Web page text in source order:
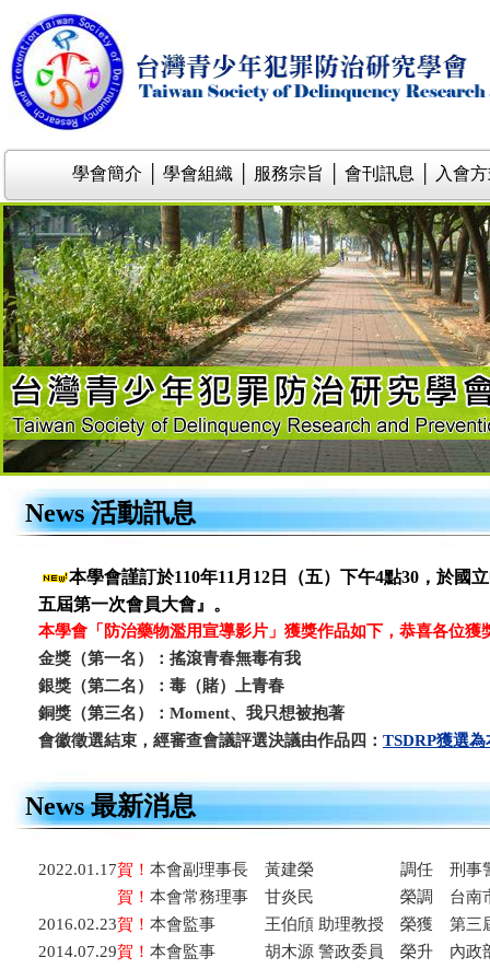
學會簡介 學會組織 服務宗旨 會刊訊息 入會
News 活動訊息
本學會謹訂於110年11月12日（五）下午4點30，於國
五屆第一次會員大會』。
本學會「防治藥物濫用宣導影片」獲獎作品如下，恭喜各位獲
金獎（第一名）：搖滾青春無毒有我
銀獎（第二名）：毒（賭）上青春
銅獎（第三名）：Moment、我只想被抱著
會徽徵選結束，經審查會議評選決議由作品四： TSDRP獲選
News 最新消息
2022.01.17賀！ 本會副理事長 黃建榮 調任 刑事警
賀！ 本會常務理事 甘炎民 榮調 台南市
2016.02.23賀！ 本會監事 王伯頎 助理教授 榮獲 第三屆
2014.07.29賀！ 本會監事 胡木源 警政委員 榮升 內政部